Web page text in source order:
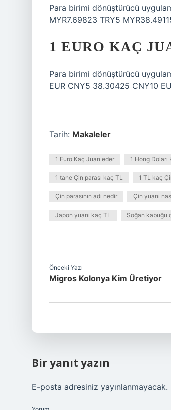
Para birimi dönüştürücü
MYR7.69823 TRY5
1 EURO KAÇ
Para birimi dönüştürücü
EUR CNY5 38.30425 CNY10
Tarih: Makaleler
1 Euro Kaç Juan eder 1 Hong Doları
1 tane Çin parası kaç TL 1 TL kaç
Çin parasının adı nedir Çin yuanı
Japon yuanı kaç TL Soğan kabuğu
Önceki Yazı
Migros Kolonya Kim Üretiyor
Bir yanıt yazın
E-posta adresiniz yayınlanmayacak.